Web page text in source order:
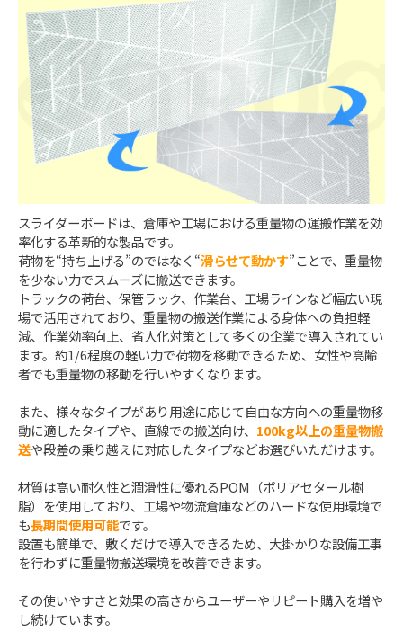
スライダーボードは、倉庫や工場における重量物の運搬作業を効
率化する革新的な製品です。
荷物を“持ち上げる”のではなく“滑らせて動かす”ことで、重量物
を少ない力でスムーズに搬送できます。
トラックの荷台、保管ラック、作業台、工場ラインなど幅広い現
場で活用されており、重量物の搬送作業による身体への負担軽
減、作業効率向上、省人化対策として多くの企業で導入されてい
ます。約1/6程度の軽い力で荷物を移動できるため、女性や高齢
者でも重量物の移動を行いやすくなります。
また、様々なタイプがあり用途に応じて自由な方向への重量物移
動に適したタイプや、直線での搬送向け、 100kg以上の重量物搬
送や段差の乗り越えに対応したタイプなどお選びいただけます。
材質は高い耐久性と潤滑性に優れるPOM（ポリアセタール樹
脂）を使用しており、工場や物流倉庫などのハードな使用環境で
も長期間使用可能です。
設置も簡単で、敷くだけで導入できるため、大掛かりな設備工事
を行わずに重量物搬送環境を改善できます。
その使いやすさと効果の高さからユーザーやリピート購入を増や
し続けています。